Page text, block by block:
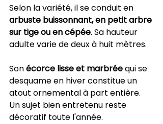
Selon la variété, il se conduit en
arbuste buissonnant, en petit arbre
sur tige ou en cépée. Sa hauteur
adulte varie de deux à huit mètres.
Son écorce lisse et marbrée qui se
desquame en hiver constitue un
atout ornemental à part entière.
Un sujet bien entretenu reste
décoratif toute l'année.